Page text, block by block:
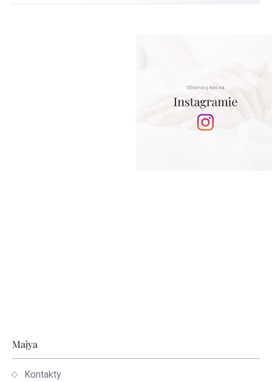
Stopka
Majya
Kontakty